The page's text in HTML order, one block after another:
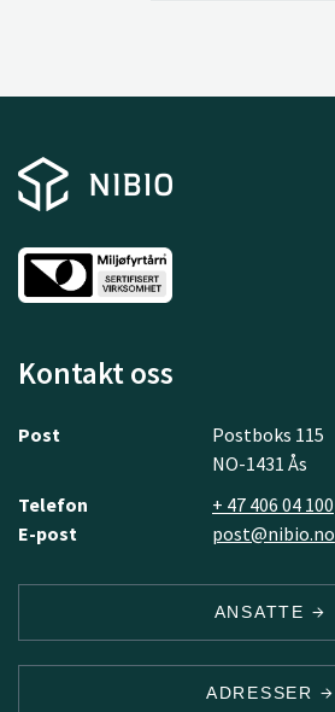
Kontakt oss
Post
Postboks 115
NO-1431 Ås
Telefon
+ 47 406 04 100
E-post
post@nibio.no
ANSATTE
ADRESSER